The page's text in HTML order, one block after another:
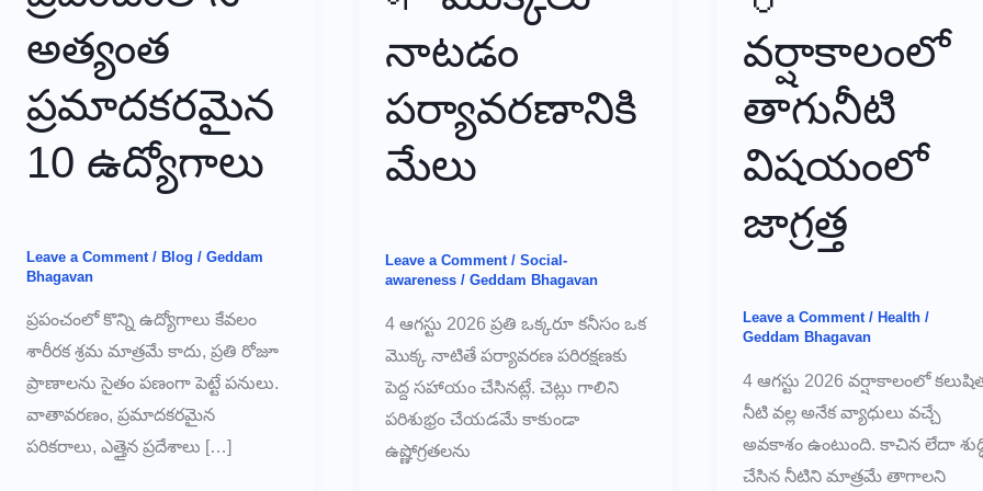
అత్యంత
ప్రమాదకరమైన
10 ఉద్యోగాలు
Leave a Comment / Blog / Geddam
Bhagavan
ప్రపంచంలో కొన్ని ఉద్యోగాలు కేవలం
శారీరక శ్రమ మాత్రమే కాదు, ప్రతి రోజూ
ప్రాణాలను సైతం పణంగా పెట్టే పనులు.
వాతావరణం, ప్రమాదకరమైన
పరికరాలు, ఎత్తైన ప్రదేశాలు […]
నాటడం
పర్యావరణానికి
మేలు
Leave a Comment / Social-
awareness/ Geddam Bhagavan
4 ఆగస్టు 2026 ప్రతి ఒక్కరూ కనీసం ఒక
మొక్క నాటితే పర్యావరణ పరిరక్షణకు
పెద్ద సహాయం చేసినట్లే. చెట్లు గాలిని
పరిశుభ్రం చేయడమే కాకుండా
ఉష్ణోగ్రతలను
వర్షాకాలంలో
తాగునీటి
విషయంలో
జాగ్రత్త
Leave a Comment / Health /
Geddam Bhagavan
4 ఆగస్టు 2026 వర్షాకాలంలో
నీటి వల్ల అనేక వ్యాధులు వచ్చే
అవకాశం ఉంటుంది. కాచిన లేదా
చేసిన నీటిని మాత్రమే తాగాలని